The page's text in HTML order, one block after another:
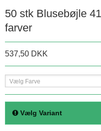
50 stk Blusebøjle
farver
537,50 DKK
Vælg Farve
Vælg Variant